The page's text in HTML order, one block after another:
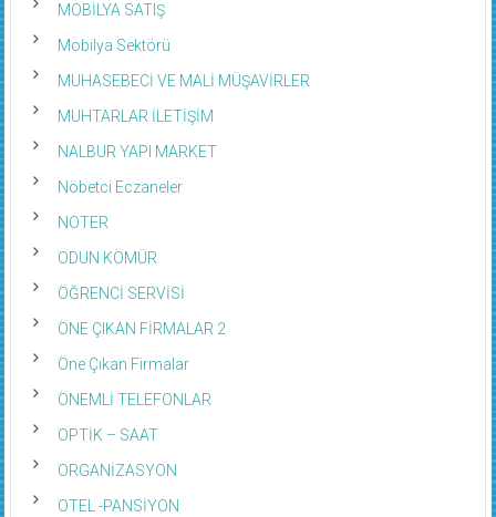
MOBİLYA SATIŞ
Mobilya Sektörü
MUHASEBECİ VE MALİ MÜŞAVİRLER
MUHTARLAR İLETİŞİM
NALBUR YAPI MARKET
Nöbetci Eczaneler
NOTER
ODUN KÖMÜR
ÖĞRENCİ SERVİSİ
ÖNE ÇIKAN FİRMALAR 2
Öne Çıkan Firmalar
ÖNEMLİ TELEFONLAR
OPTİK – SAAT
ORGANİZASYON
OTEL -PANSİYON